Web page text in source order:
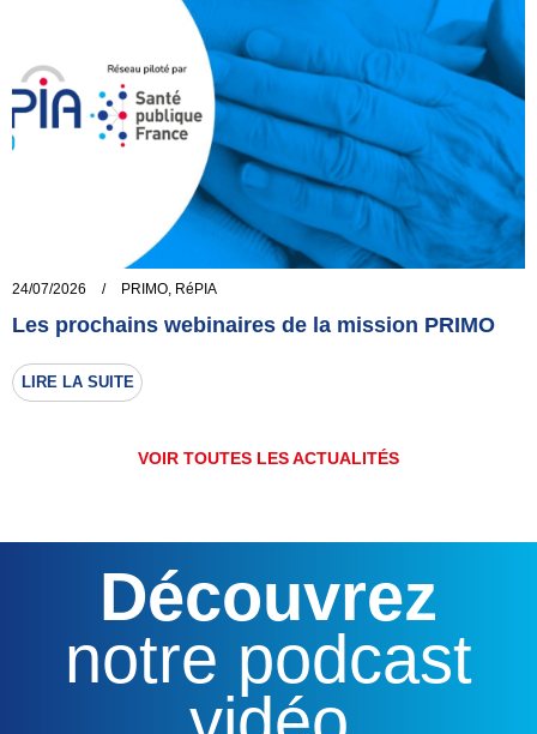
24/07/2026 / PRIMO, RéPIA
Les prochains webinaires de la mission PRIMO
LIRE LA SUITE
VOIR TOUTES LES ACTUALITÉS
Découvrez
notre podcast